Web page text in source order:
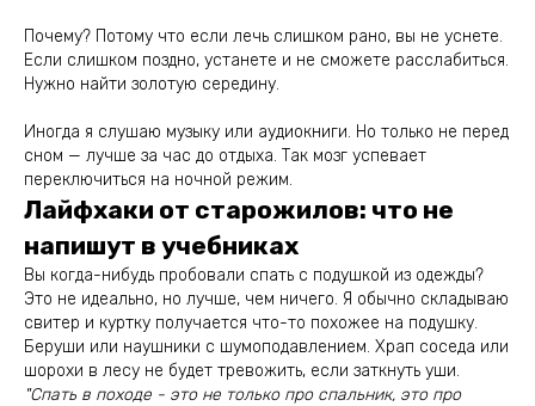
Почему? Потому что если лечь слишком рано, вы не уснете.
Если слишком поздно, устанете и не сможете расслабиться.
Нужно найти золотую середину.
Иногда я слушаю музыку или аудиокниги. Но только не перед
сном — лучше за час до отдыха. Так мозг успевает
переключиться на ночной режим.
Лайфхаки от старожилов: что не
напишут в учебниках
Вы когда-нибудь пробовали спать с подушкой из одежды?
Это не идеально, но лучше, чем ничего. Я обычно складываю
свитер и куртку получается что-то похожее на подушку.
Беруши или наушники с шумоподавлением. Храп соседа или
шорохи в лесу не будет тревожить, если заткнуть уши.
"Спать в походе - это не только про спальник, это про